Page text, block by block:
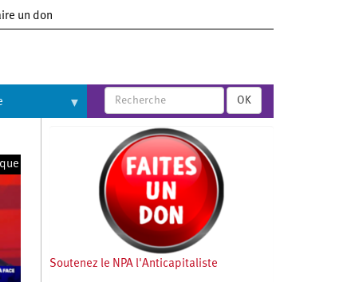
un don
OK
Soutenez le NPA l'Anticapitaliste